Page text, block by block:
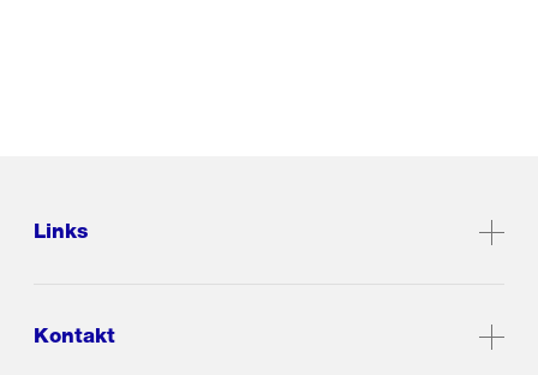
Links
Kontakt